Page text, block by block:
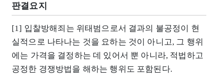
판결요지
[1] 입찰방해죄는 위태범으로서 결과의 불공정이 현
실적으로 나타나는 것을 요하는 것이 아니고, 그 행위
에는 가격을 결정하는 데 있어서 뿐 아니라, 적법하고
공정한 경쟁방법을 해하는 행위도 포함된다.